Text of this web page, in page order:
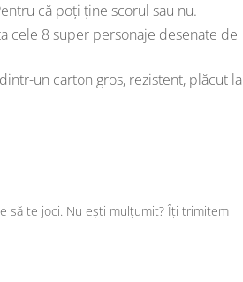
că poți ține scorul sau nu.
cele 8 super personaje desenate de
un carton gros, rezistent, plăcut la
să te joci. Nu ești mulțumit? Îți trimitem